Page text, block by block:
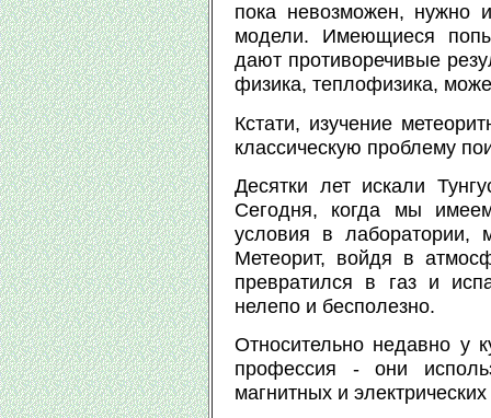
пока невозможен, нужно
модели. Имеющиеся
дают противоречивые
физика, теплофизика,
Кстати, изучение
классическую проблему
Десятки лет искали
Сегодня, когда мы
условия в
Метеорит, войдя в
превратился в газ и
нелепо и бесполезно.
Относительно недавно у
профессия - они
магнитных и